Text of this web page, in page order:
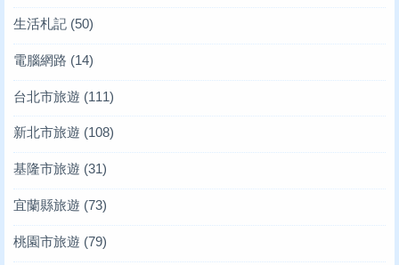
生活札記 (50)
電腦網路 (14)
台北市旅遊 (111)
新北市旅遊 (108)
基隆市旅遊 (31)
宜蘭縣旅遊 (73)
桃園市旅遊 (79)